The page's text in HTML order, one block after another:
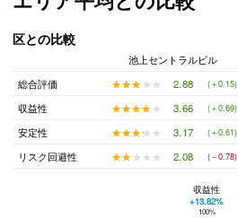
区との比較
池上セントラルビル
総合評価
★★★★★
★★★★★ 2.88 (＋0.15)
収益性
★★★★★
★★★★★ 3.66 (＋0.69)
安定性
★★★★★
★★★★★ 3.17 (＋0.61)
リスク回避性
★★★★★
★★★★★ 2.08 (－0.78)
池上セントラルビルと大田区の平均値の総合評価の比較
100%
収益性
+13.82%